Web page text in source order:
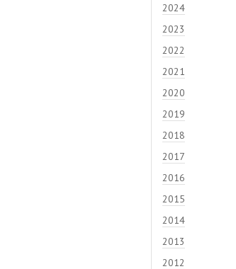
2024
2023
2022
2021
2020
2019
2018
2017
2016
2015
2014
2013
2012